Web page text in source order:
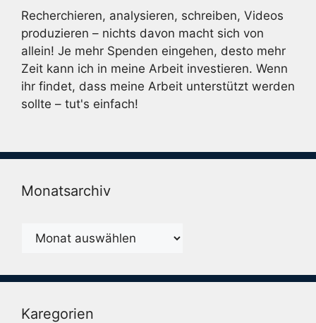
Recherchieren, analysieren, schreiben, Videos
produzieren – nichts davon macht sich von
allein! Je mehr Spenden eingehen, desto mehr
Zeit kann ich in meine Arbeit investieren. Wenn
ihr findet, dass meine Arbeit unterstützt werden
sollte – tut's einfach!
Monatsarchiv
Monatsarchiv
Karegorien